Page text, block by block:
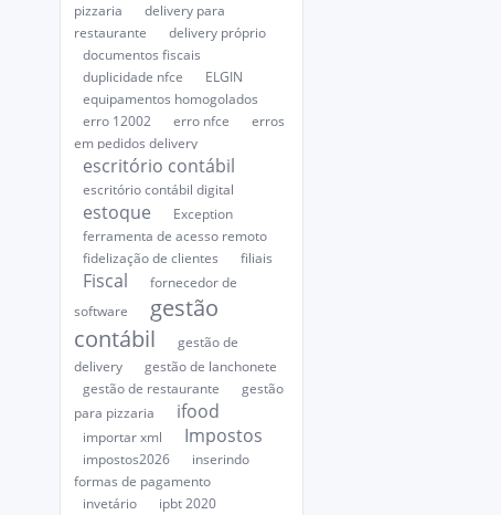
pizzaria
delivery para
restaurante
delivery próprio
documentos fiscais
duplicidade nfce
ELGIN
equipamentos homogolados
erro 12002
erro nfce
erros
em pedidos delivery
escritório contábil
escritório contábil digital
estoque
Exception
ferramenta de acesso remoto
fidelização de clientes
filiais
Fiscal
fornecedor de
software
gestão
contábil
gestão de
delivery
gestão de lanchonete
gestão de restaurante
gestão
para pizzaria
ifood
importar xml Impostos
impostos2026
inserindo
formas de pagamento
invetário
ipbt 2020